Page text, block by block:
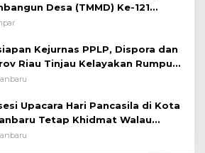
Desa (TMMD) Ke-121
0313/KPR Tahun 2024) ?
Kejurnas PPLP, Dispora dan
Riau Tinjau Kelayakan Rumput
Sepakbola
Upacara Hari Pancasila di Kota
Tetap Khidmat Walau
Ruangan